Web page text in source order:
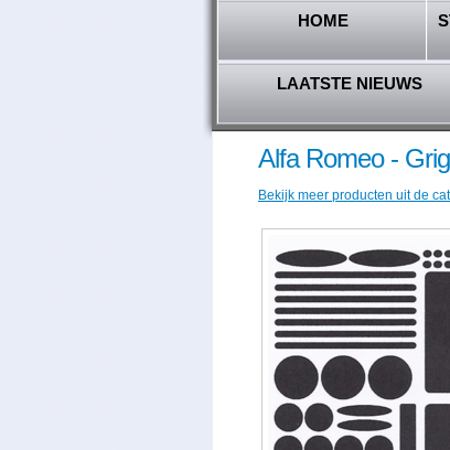
HOME
LAATSTE NIEUWS
Alfa Romeo -
Bekijk meer producten uit de